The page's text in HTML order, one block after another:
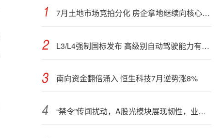
7月土地市场竞拍分化 房企拿地继续向核心城市聚集
L3/L4强制国标发布 高级别自动驾驶能力有望看齐“老司机”
南向资金翻倍涌入 恒生科技7月逆势涨8%
“禁令”传闻扰动，A股光模块展现韧性，业内人士：预计落地难度大